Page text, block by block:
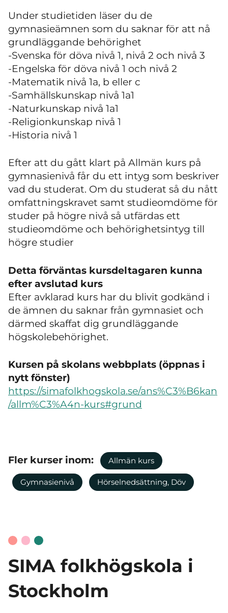
Under studietiden läser du de
gymnasieämnen som du saknar för att nå
grundläggande behörighet
-Svenska för döva nivå 1, nivå 2 och nivå 3
-Engelska för döva nivå 1 och nivå 2
-Matematik nivå 1a, b eller c
-Samhällskunskap nivå 1a1
-Naturkunskap nivå 1a1
-Religionkunskap nivå 1
-Historia nivå 1
Efter att du gått klart på Allmän kurs på
gymnasienivå får du ett intyg som beskriver
vad du studerat. Om du studerat så du nått
omfattningskravet samt studieomdöme för
studer på högre nivå så utfärdas ett
studieomdöme och behörighetsintyg till
högre studier
Detta förväntas kursdeltagaren kunna
efter avslutad kurs
Efter avklarad kurs har du blivit godkänd i
de ämnen du saknar från gymnasiet och
därmed skaffat dig grundläggande
högskolebehörighet.
Kursen på skolans webbplats (öppnas i
nytt fönster)
https://simafolkhogskola.se/ans%C3%B6kan
/allm%C3%A4n-kurs#grund
Fler kurser inom: Allmän kurs
Gymnasienivå Hörselnedsättning, Döv
SIMA folkhögskola i
Stockholm